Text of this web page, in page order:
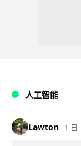
人工智能
Lawton 1 日